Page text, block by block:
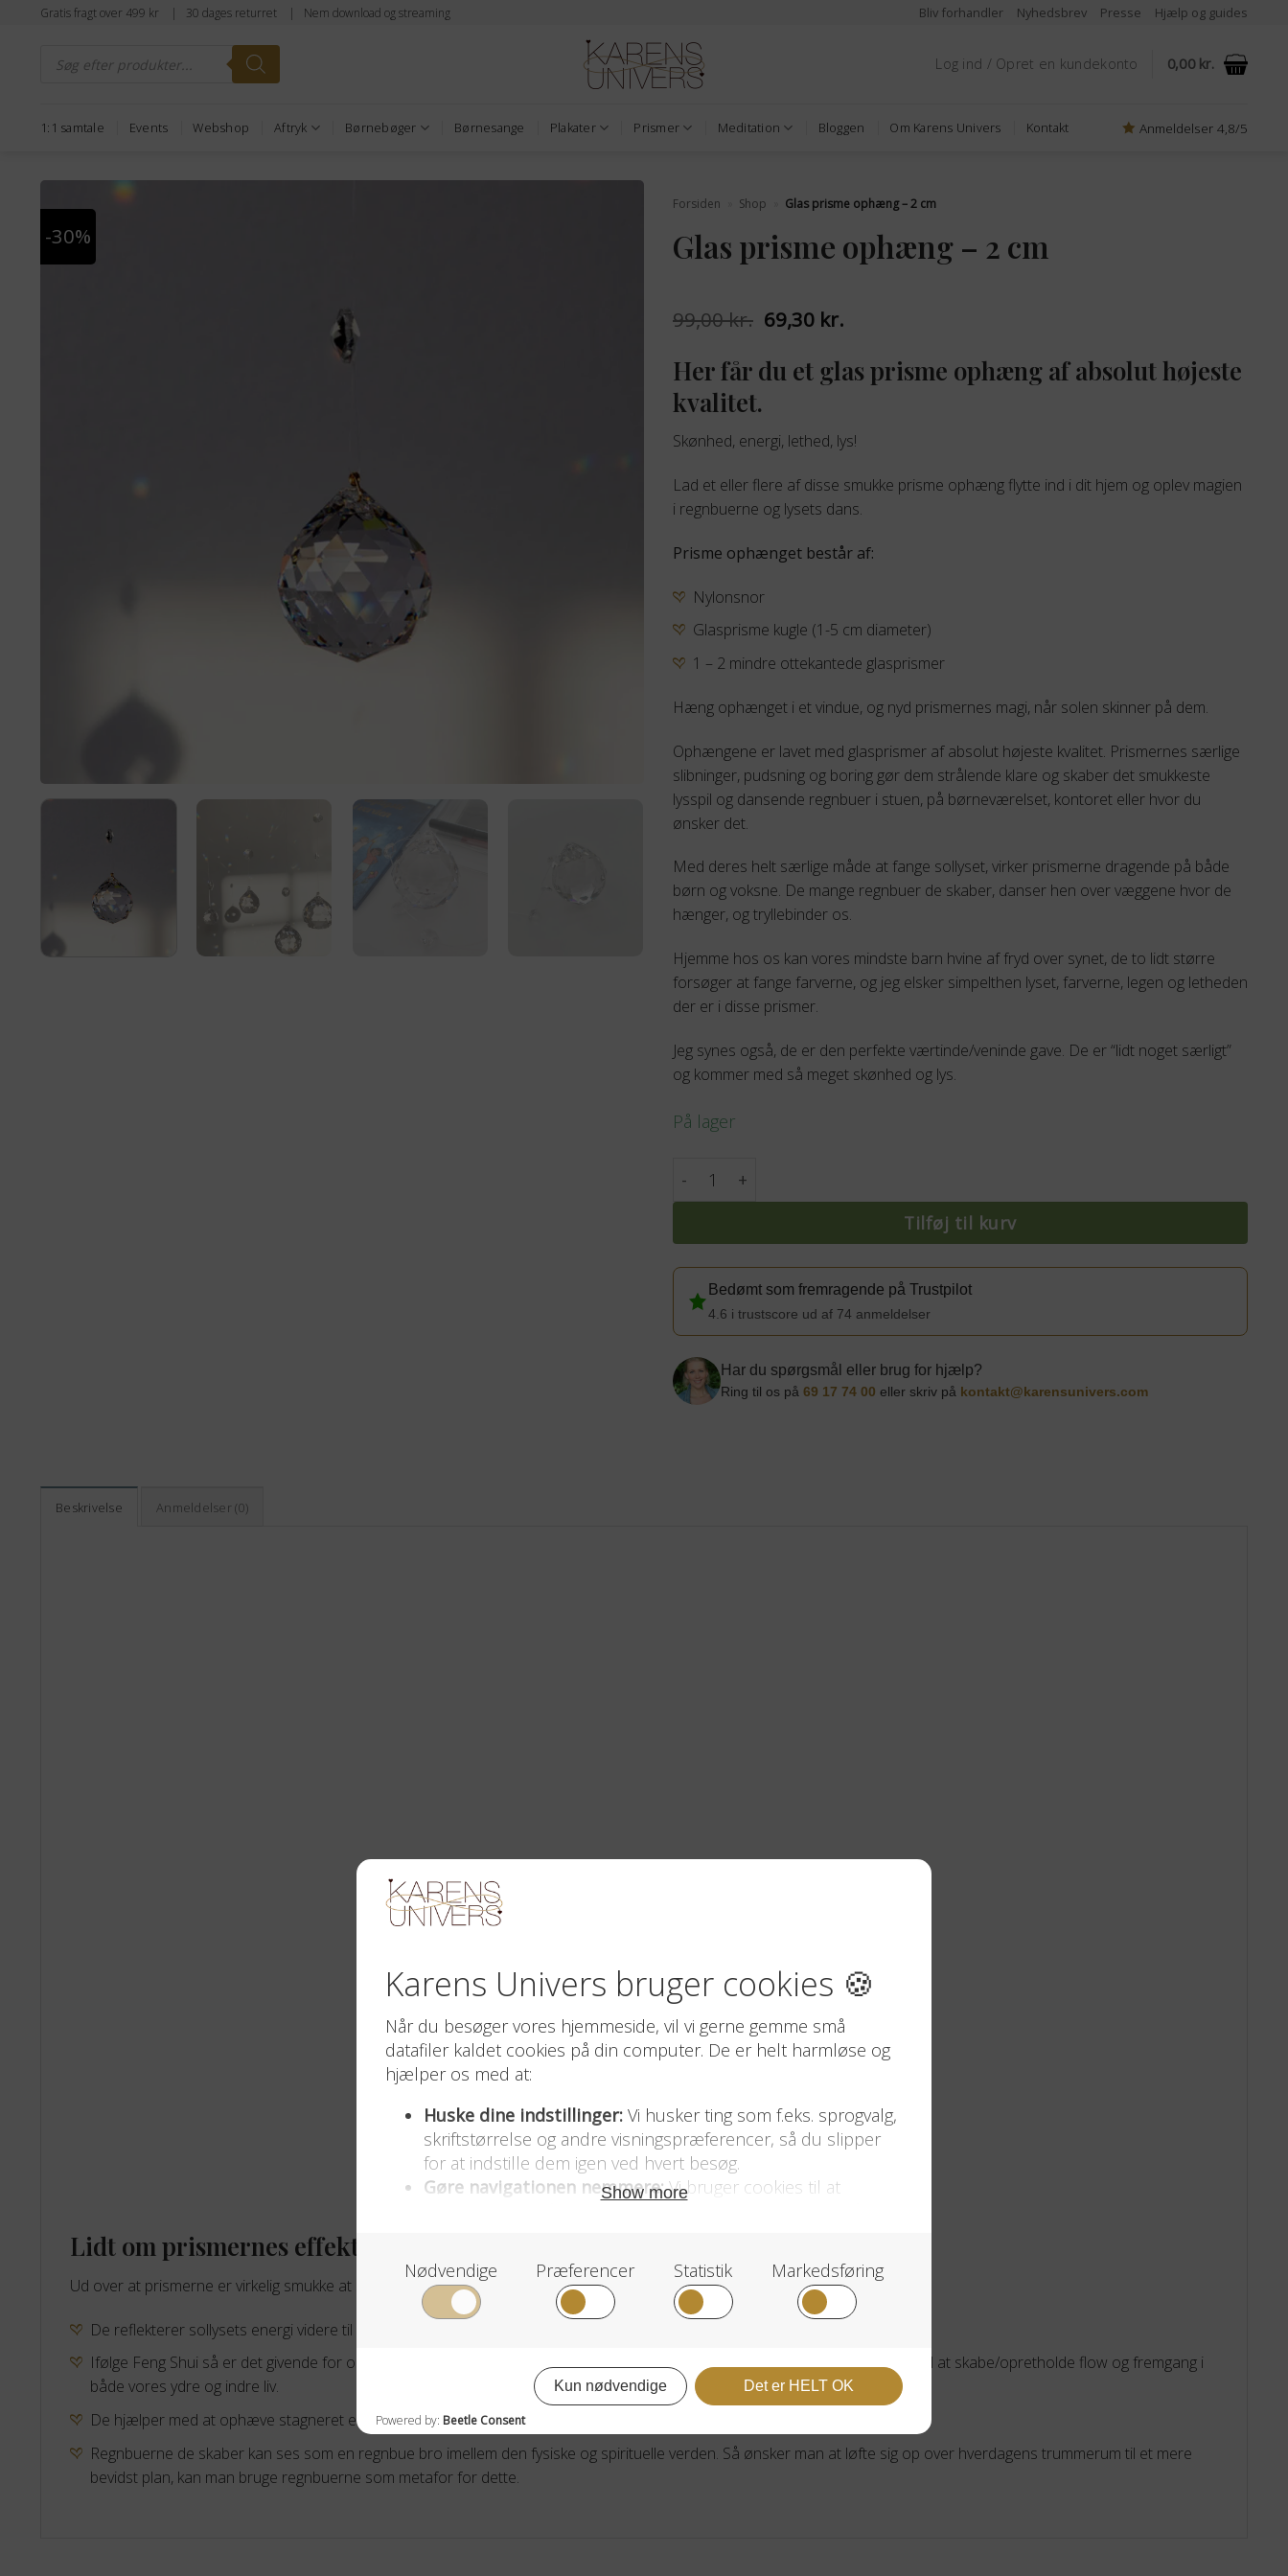
FortsætGratis fragt over 499 kr | 30 dages returret | Nem download og streaming Bliv forhandler Nyhedsbrev Presse Hjælp og guides
search Log ind / Opret en kundekonto 0,00 kr.
1:1 samtale Events Webshop Aftryk Børnebøger Børnesange Plakater Prismer Meditation Bloggen Om Karens Univers Kontakt Anmeldelser 4,8/5
-30%
Forsiden Shop Glas prisme ophæng – 2 cm
Glas prisme ophæng – 2 cm
99,00kr. Den
oprindelige
pris
var:
99,00 kr..
69,30 kr.
er:
69,30 kr..
Her får du et glas prisme ophæng af absolut højeste
kvalitet.
Skønhed, energi, lethed, lys!
Lad et eller flere af disse smukke prisme ophæng flytte ind i dit hjem og oplev magien
i regnbuerne og lysets dans.
Prisme ophænget består af:
Nylonsnor
Glasprisme kugle (1-5 cm diameter)
1 – 2 mindre ottekantede glasprismer
Hæng ophænget i et vindue, og nyd prismernes magi, når solen skinner på dem.
Ophængene er lavet med glasprismer af absolut højeste kvalitet. Prismernes særlige
slibninger, pudsning og boring gør dem strålende klare og skaber det smukkeste
lysspil og dansende regnbuer i stuen, på børneværelset, kontoret eller hvor du
ønsker det.
Med deres helt særlige måde at fange sollyset, virker prismerne dragende på både
børn og voksne. De mange regnbuer de skaber, danser hen over væggene hvor de
hænger, og tryllebinder os.
Hjemme hos os kan vores mindste barn hvine af fryd over synet, de to lidt større
forsøger at fange farverne, og jeg elsker simpelthen lyset, farverne, legen og letheden
der er i disse prismer.
Jeg synes også, de er den perfekte værtinde/veninde gave. De er “lidt noget særligt”
og kommer med så meget skønhed og lys.
På lager
Glas prisme ophæng - 2 cm antal
Tilføj til kurv
Bedømt som fremragende på Trustpilot
4.6 i trustscore ud af 74 anmeldelser
Har du spørgsmål eller brug for hjælp?
Ring til os på 69 17 74 00 eller skriv på kontakt@karensunivers.com
Beskrivelse Anmeldelser (0)
Lidt om prismernes effekt.
Ud over at prismerne er virkelig smukke at se på, så har de efter sigende også en række positive effekter.
De reflekterer sollysets energi videre til rummet og menneskene i det.
Ifølge Feng Shui så er det givende for os at have noget bevægeligt hængende i vores hjem. Bevægelsen i prismerne er med til at skabe/opretholde flow og fremgang i
både vores ydre og indre liv.
De hjælper med at ophæve stagneret energi.
Regnbuerne de skaber kan ses som en regnbue bro imellem den fysiske og spirituelle verden. Så ønsker man at løfte sig op over hverdagens trummerum til et mere
bevidst plan, kan man bruge regnbuerne som metafor for dette.